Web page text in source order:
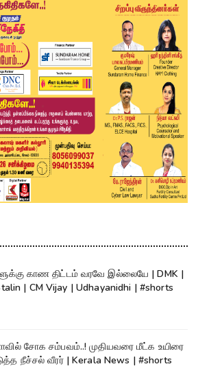
காண திட்டம் வரவே இல்லையே | DMK |
| CM Vijay | Udhayanidhi | #shorts
சோக சம்பவம்..! முதியவரை மீட்க உயிரை
நீச்சல் வீரர் | Kerala News | #shorts